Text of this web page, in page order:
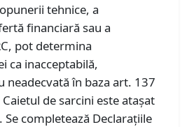
tehnice, a
financiară sau a
pot determina
ca inacceptabilă,
neadecvată în baza art. 137
de sarcini este atașat
completează Declarațiile